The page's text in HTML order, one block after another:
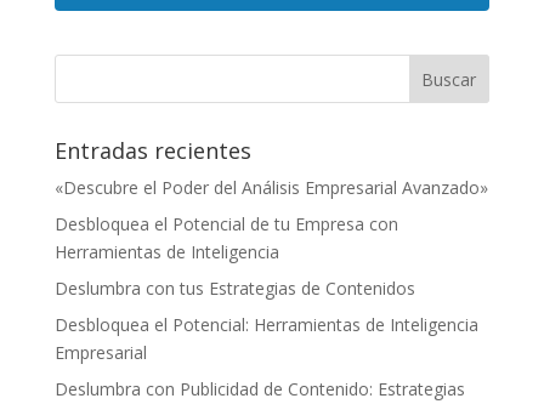
Entradas recientes
«Descubre el Poder del Análisis Empresarial Avanzado»
Desbloquea el Potencial de tu Empresa con
Herramientas de Inteligencia
Deslumbra con tus Estrategias de Contenidos
Desbloquea el Potencial: Herramientas de Inteligencia
Empresarial
Deslumbra con Publicidad de Contenido: Estrategias